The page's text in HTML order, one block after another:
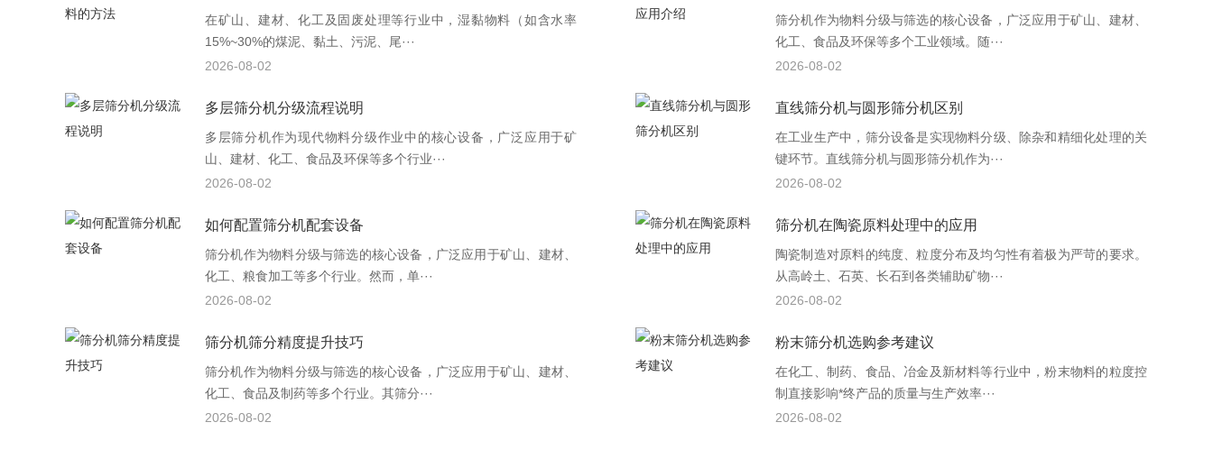
在矿山、建材、化工及固废处理等行业中，湿黏物料（如含水率
15%~30%的煤泥、黏土、污泥、尾···
2026-08-02
筛分机作为物料分级与筛选的核心设备，广泛应用于矿山、建材、
化工、食品及环保等多个工业领域。随···
2026-08-02
多层筛分机分级流程说明
多层筛分机作为现代物料分级作业中的核心设备，广泛应用于矿
山、建材、化工、食品及环保等多个行业···
2026-08-02
直线筛分机与圆形筛分机区别
在工业生产中，筛分设备是实现物料分级、除杂和精细化处理的关
键环节。直线筛分机与圆形筛分机作为···
2026-08-02
如何配置筛分机配套设备
筛分机作为物料分级与筛选的核心设备，广泛应用于矿山、建材、
化工、粮食加工等多个行业。然而，单···
2026-08-02
筛分机在陶瓷原料处理中的应用
陶瓷制造对原料的纯度、粒度分布及均匀性有着极为严苛的要求。
从高岭土、石英、长石到各类辅助矿物···
2026-08-02
筛分机筛分精度提升技巧
筛分机作为物料分级与筛选的核心设备，广泛应用于矿山、建材、
化工、食品及制药等多个行业。其筛分···
2026-08-02
粉末筛分机选购参考建议
在化工、制药、食品、冶金及新材料等行业中，粉末物料的粒度控
制直接影响*终产品的质量与生产效率···
2026-08-02